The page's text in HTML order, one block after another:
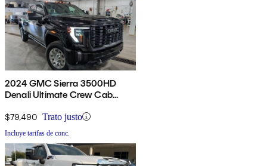
2024 GMC Sierra 3500HD
Denali Ultimate Crew Cab
$79,490 Trato justo
Incluye tarifas de conc.